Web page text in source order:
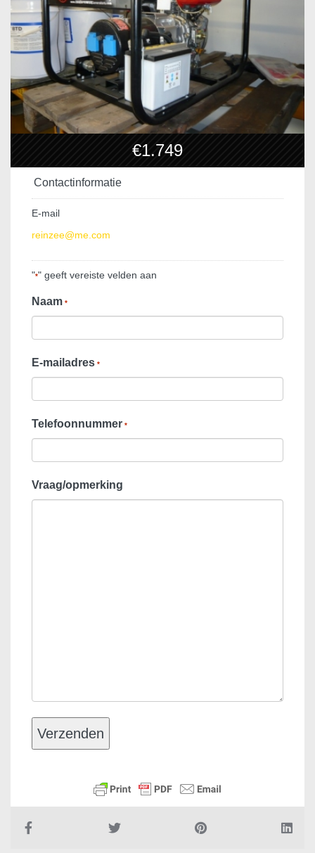
€1.749
Contactinformatie
E-mail
reinzee@me.com
"*" geeft vereiste velden aan
Naam *
E-mailadres *
Telefoonnummer *
Vraag/opmerking